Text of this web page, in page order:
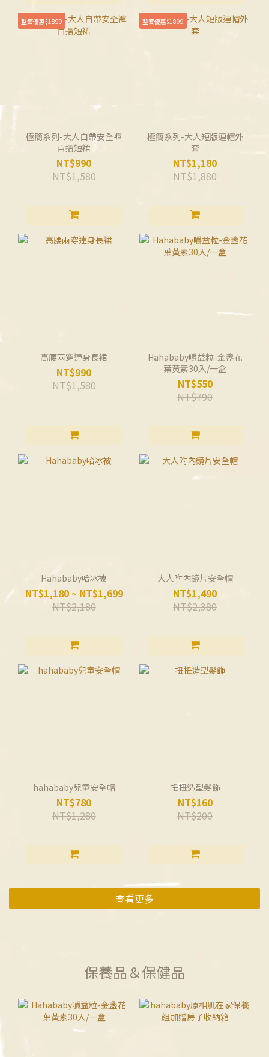
整套優惠$1899
極簡系列-大人自帶安全褲
百摺短裙
NT$990
NT$1,580
整套優惠$1899
極簡系列-大人短版連帽外
套
NT$1,180
NT$1,880
高腰兩穿連身長裙
NT$990
NT$1,580
Hahababy嚼益粒-金盞花
葉黃素30入/一盒
NT$550
NT$790
Hahababy哈冰被
NT$1,180 ~ NT$1,699
NT$2,180
大人附內鏡片安全帽
NT$1,490
NT$2,380
hahababy兒童安全帽
NT$780
NT$1,280
扭扭造型髮飾
NT$160
NT$200
查看更多
保養品＆保健品